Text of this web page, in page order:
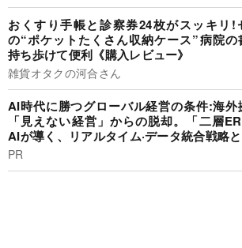
おくすり手帳と診察券24枚がスッキリ!
の“ポケットたくさん収納ケース”病院の
持ち歩けて便利《購入レビュー》
雑貨オタクの河合さん
AI時代に勝つグローバル経営の条件:海外
「見えない経営」からの脱却。「二層
AIが導く、リアルタイム·データ統合戦略
PR